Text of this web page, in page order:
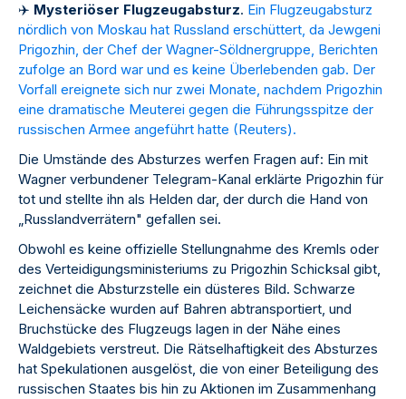
✈ Mysteriöser Flugzeugabsturz. Ein Flugzeugabsturz
nördlich von Moskau hat Russland erschüttert, da Jewgeni
Prigozhin, der Chef der Wagner-Söldnergruppe, Berichten
zufolge an Bord war und es keine Überlebenden gab. Der
Vorfall ereignete sich nur zwei Monate, nachdem Prigozhin
eine dramatische Meuterei gegen die Führungsspitze der
russischen Armee angeführt hatte (Reuters).
Die Umstände des Absturzes werfen Fragen auf: Ein mit
Wagner verbundener Telegram-Kanal erklärte Prigozhin für
tot und stellte ihn als Helden dar, der durch die Hand von
„Russlandverrätern" gefallen sei.
Obwohl es keine offizielle Stellungnahme des Kremls oder
des Verteidigungsministeriums zu Prigozhin Schicksal gibt,
zeichnet die Absturzstelle ein düsteres Bild. Schwarze
Leichensäcke wurden auf Bahren abtransportiert, und
Bruchstücke des Flugzeugs lagen in der Nähe eines
Waldgebiets verstreut. Die Rätselhaftigkeit des Absturzes
hat Spekulationen ausgelöst, die von einer Beteiligung des
russischen Staates bis hin zu Aktionen im Zusammenhang